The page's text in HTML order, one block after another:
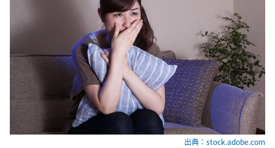
出典：stock.adobe.com